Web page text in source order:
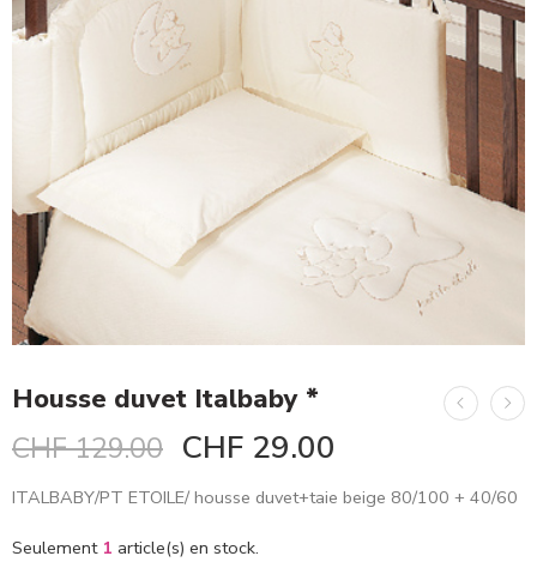
Housse duvet Italbaby *
CHF129.00 CHF 29.00
ITALBABY/PT ETOILE/ housse duvet+taie beige 80/100 + 40/60
Seulement 1 article(s) en stock.